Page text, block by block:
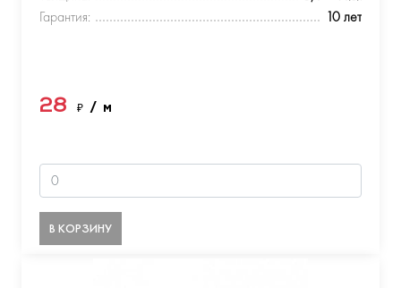
Гарантия:
10 лет
28 ₽ / м
В КОРЗИНУ